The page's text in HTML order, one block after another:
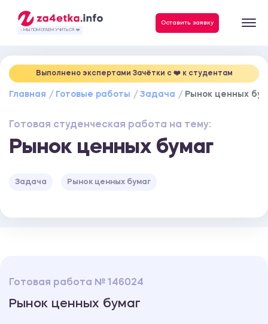
- МЫ ПОМОГАЕМ УЧИТЬСЯ ❤️
Оставить заявку
Выполнено экспертами Зачётки c ❤️ к студентам
Главная Готовые работы Задача Рынок ценных
Готовая студенческая работа на тему:
Рынок ценных бумаг
Задача Рынок ценных бумаг
Готовая работа № 146024
Рынок ценных бумаг